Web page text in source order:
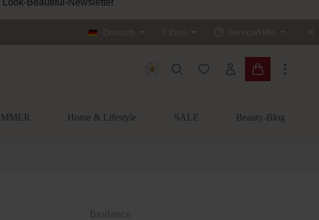
Beautiful-Newsletter
Deutsch € Euro Service/Hilfe
Du hast 0 Produkte auf
Warenkorb
Home & Lifestyle SALE Beauty-Blog
Biodance